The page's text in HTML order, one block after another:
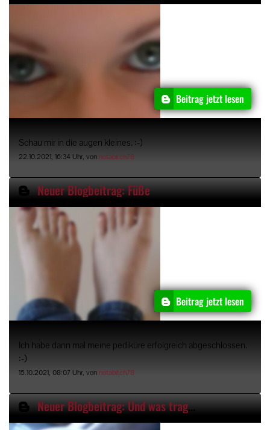
Beitrag jetzt lesen
Schau mir in die augen kleines. :-)
22.10.2021, 16:34 Uhr, von notabitch78
Neuer Blogbeitrag: Füße
Beitrag jetzt lesen
Ich habe dann mal meine pediküre erfolgreich abgeschlossen.
:-)
15.10.2021, 08:07 Uhr, von notabitch78
Neuer Blogbeitrag: Und was tragt ihr heute so?